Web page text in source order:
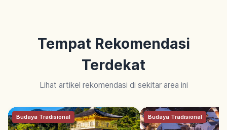
Tempat Rekomendasi
Terdekat
Lihat artikel rekomendasi di sekitar area ini
Budaya Tradisional Budaya Tradisional